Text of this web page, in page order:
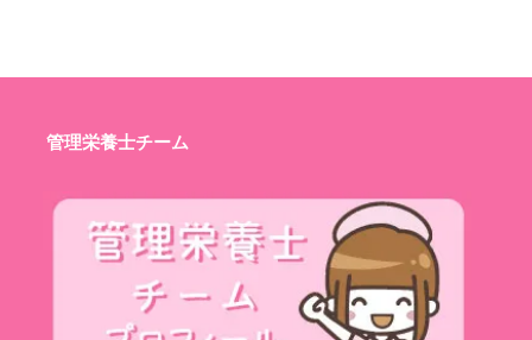
管理栄養士チーム